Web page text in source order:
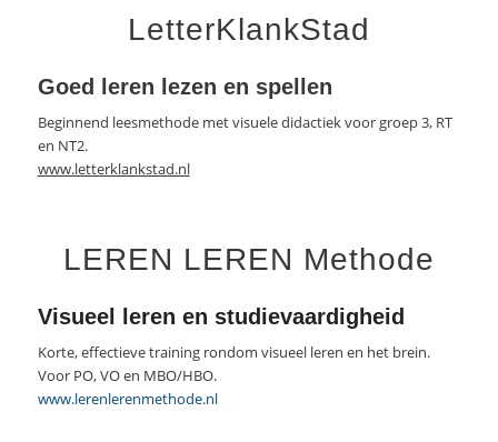
LetterKlankStad
Goed leren lezen en spellen
Beginnend leesmethode met visuele didactiek voor groep 3, RT
en NT2.
www.letterklankstad.nl
LEREN LEREN Methode
Visueel leren en studievaardigheid
Korte, effectieve training rondom visueel leren en het brein.
Voor PO, VO en MBO/HBO.
www.lerenlerenmethode.nl